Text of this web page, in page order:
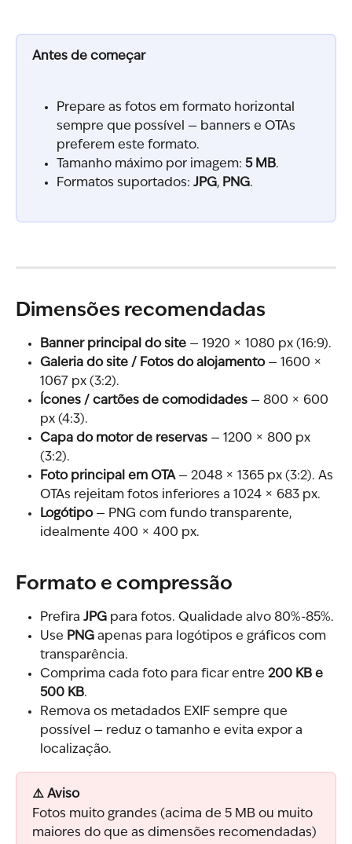
Antes de começar
Prepare as fotos em formato horizontal
sempre que possível — banners e OTAs
preferem este formato.
Tamanho máximo por imagem: 5 MB.
Formatos suportados: JPG, PNG.
Dimensões recomendadas
Banner principal do site — 1920 × 1080 px (16:9).
Galeria do site / Fotos do alojamento — 1600 ×
1067 px (3:2).
Ícones / cartões de comodidades — 800 × 600
px (4:3).
Capa do motor de reservas — 1200 × 800 px
(3:2).
Foto principal em OTA — 2048 × 1365 px (3:2). As
OTAs rejeitam fotos inferiores a 1024 × 683 px.
Logótipo — PNG com fundo transparente,
idealmente 400 × 400 px.
Formato e compressão
Prefira JPG para fotos. Qualidade alvo 80%-85%.
Use PNG apenas para logótipos e gráficos com
transparência.
Comprima cada foto para ficar entre 200 KB e
500 KB.
Remova os metadados EXIF sempre que
possível — reduz o tamanho e evita expor a
localização.
⚠️ Aviso
Fotos muito grandes (acima de 5 MB ou muito
maiores do que as dimensões recomendadas)